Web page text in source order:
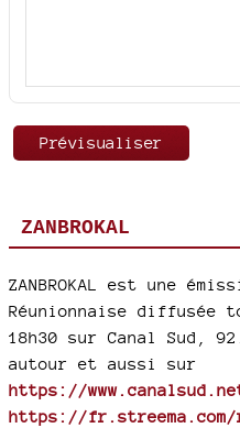
ZANBROKAL
ZANBROKAL est une
Réunionnaise diffusée
18h30 sur Canal Sud,
autour et aussi sur
https://
https://fr.streema.com/